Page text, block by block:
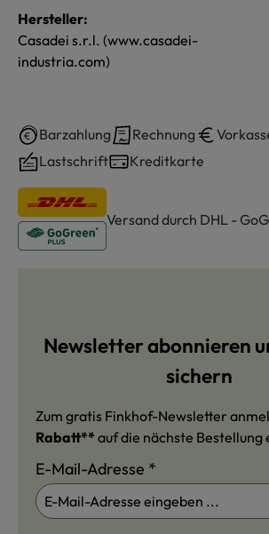
Hersteller:
Casadei s.r.l. (www.casadei-
industria.com)
Barzahlung Rechnung
Lastschrift
Kreditkarte
Versand durch DHL -
Newsletter abonnieren
sichern
Zum gratis Finkhof-Newsletter
Rabatt** auf die nächste Bestellung
E-Mail-Adresse *